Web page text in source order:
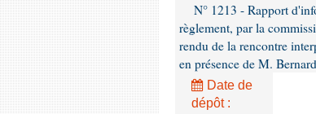
N° 1213 - Rapport
règlement, par la
rendu de la rencontre
en présence de M.
Date de
dépôt :